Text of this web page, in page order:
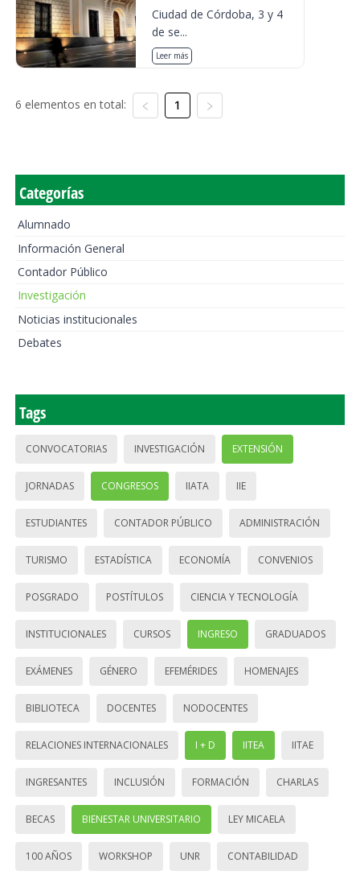
Ciudad de Córdoba, 3 y 4
de se...
Leer más
6 elementos en total: 1
Categorías
Alumnado
Información General
Contador Público
Investigación
Noticias institucionales
Debates
Tags
CONVOCATORIAS INVESTIGACIÓN EXTENSIÓN
JORNADAS CONGRESOS IIATA IIE
ESTUDIANTES CONTADOR PÚBLICO ADMINISTRACIÓN
TURISMO ESTADÍSTICA ECONOMÍA CONVENIOS
POSGRADO POSTÍTULOS CIENCIA Y TECNOLOGÍA
INSTITUCIONALES CURSOS INGRESO GRADUADOS
EXÁMENES GÉNERO EFEMÉRIDES HOMENAJES
BIBLIOTECA DOCENTES NODOCENTES
RELACIONES INTERNACIONALES I + D IITEA IITAE
INGRESANTES INCLUSIÓN FORMACIÓN CHARLAS
BECAS BIENESTAR UNIVERSITARIO LEY MICAELA
100 AÑOS WORKSHOP UNR CONTABILIDAD